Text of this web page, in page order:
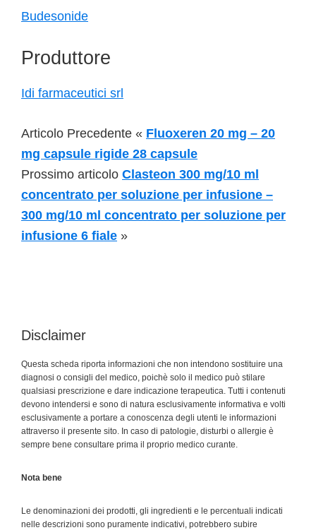
Budesonide
Produttore
Idi farmaceutici srl
Articolo Precedente « Fluoxeren 20 mg – 20
mg capsule rigide 28 capsule
Prossimo articolo Clasteon 300 mg/10 ml
concentrato per soluzione per infusione –
300 mg/10 ml concentrato per soluzione per
infusione 6 fiale »
Disclaimer
Questa scheda riporta informazioni che non intendono sostituire una
diagnosi o consigli del medico, poichè solo il medico può stilare
qualsiasi prescrizione e dare indicazione terapeutica. Tutti i contenuti
devono intendersi e sono di natura esclusivamente informativa e volti
esclusivamente a portare a conoscenza degli utenti le informazioni
attraverso il presente sito. In caso di patologie, disturbi o allergie è
sempre bene consultare prima il proprio medico curante.
Nota bene
Le denominazioni dei prodotti, gli ingredienti e le percentuali indicati
nelle descrizioni sono puramente indicativi, potrebbero subire